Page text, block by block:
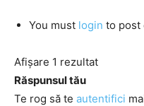
You must login to post
Afișare 1 rezultat
Răspunsul tău
Te rog să te autentifici